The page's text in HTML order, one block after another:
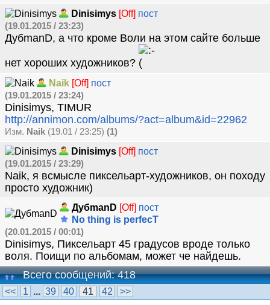
Dinisimys [Off] пост
(19.01.2015 / 23:23)
ДубmanD, а что кроме Воли на этом сайте больше
нет хороших художников?
Naik [Off] пост
(19.01.2015 / 23:24)
Dinisimys, TIMUR
http://annimon.com/albums/?act=album&id=22962
Изм. Naik (19.01 / 23:25) (1)
Dinisimys [Off] пост
(19.01.2015 / 23:29)
Naik, я всмысле пиксельарт-художников, он походу
просто художник)
ДубmanD [Off] пост
No thing is perfecT
(20.01.2015 / 00:01)
Dinisimys, Пиксельарт 45 градусов вроде только
воля. Поищи по альбомам, может че найдешь.
Всего сообщений: 418
<< 1 ... 39 40 41 42 >>